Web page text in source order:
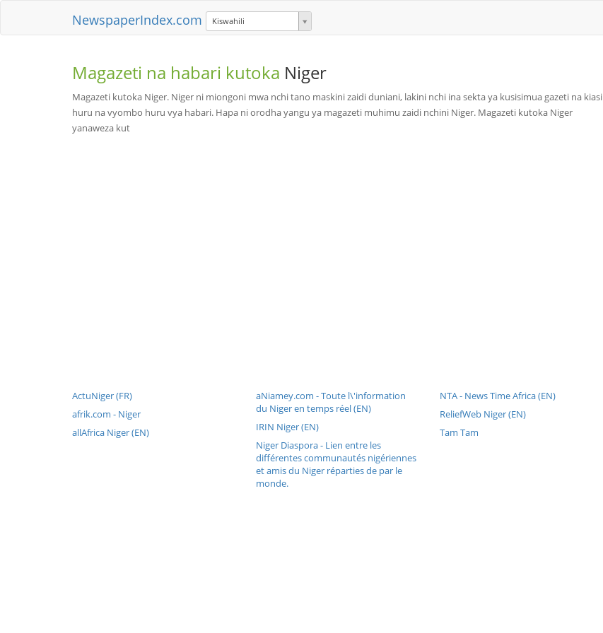
NewspaperIndex.com Kiswahili
Magazeti na habari kutoka Niger
Magazeti kutoka Niger. Niger ni miongoni mwa nchi tano maskini zaidi duniani, lakini nchi ina sekta ya kusisimua gazeti na kiasi
huru na vyombo huru vya habari. Hapa ni orodha yangu ya magazeti muhimu zaidi nchini Niger. Magazeti kutoka Niger
yanaweza kut
ActuNiger (FR)
afrik.com - Niger
allAfrica Niger (EN)
aNiamey.com - Toute l\'information
du Niger en temps réel (EN)
IRIN Niger (EN)
Niger Diaspora - Lien entre les
différentes communautés nigériennes
et amis du Niger réparties de par le
monde.
NTA - News Time Africa (EN)
ReliefWeb Niger (EN)
Tam Tam